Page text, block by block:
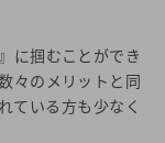
に掴むことができ
々のメリットと同
ている方も少なく